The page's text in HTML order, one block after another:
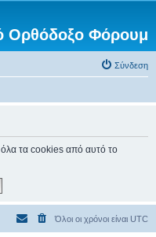
Ορθόδοξο Φόρουμ
Σύνδεση
όλα τα cookies από αυτό το
Όλοι οι χρόνοι είναι UTC